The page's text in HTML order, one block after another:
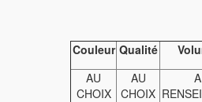
Couleur Qualité
AU
CHOIX
AU
CHOIX
A